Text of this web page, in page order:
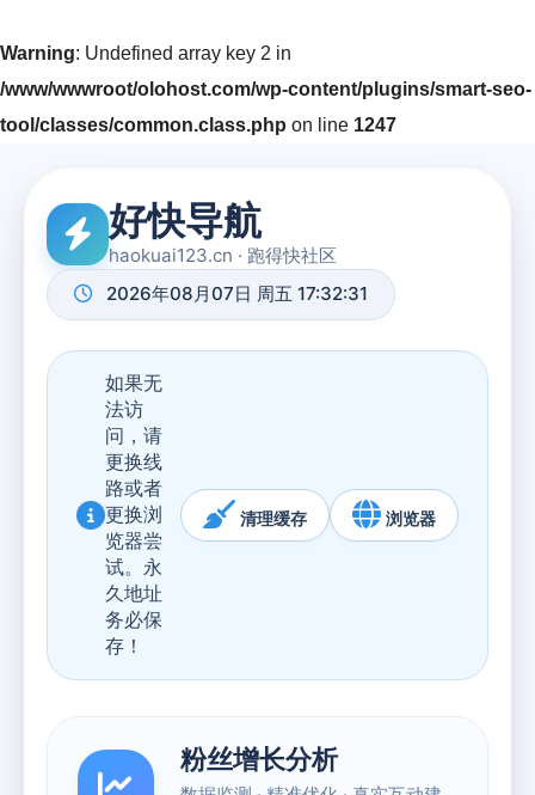
Warning: Undefined array key 2 in
/www/wwwroot/olohost.com/wp-content/plugins/smart-seo-
tool/classes/common.class.php on line 1247